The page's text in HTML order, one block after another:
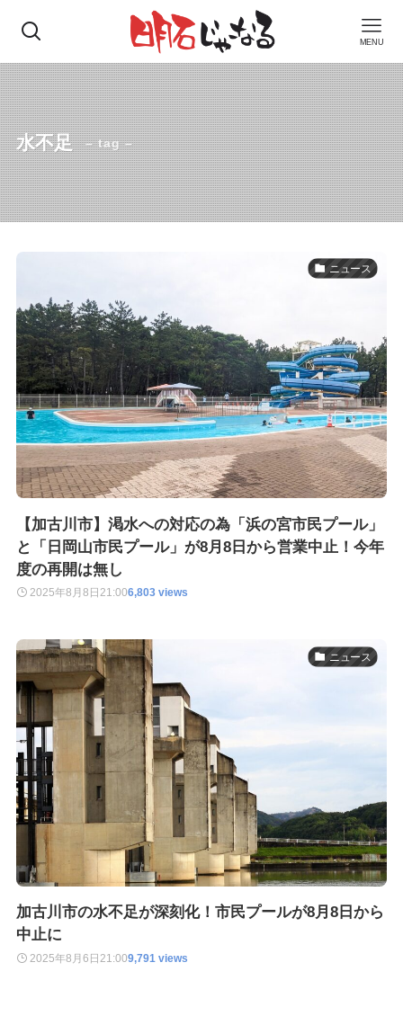
MENU
水不足 – tag –
ニュース
【加古川市】渇水への対応の為「浜の宮市民プール」
と「日岡山市民プール」が8月8日から営業中止！今年
度の再開は無し
2025年8月8日 21:006,803 views
ニュース
加古川市の水不足が深刻化！市民プールが8月8日から
中止に
2025年8月6日 21:009,791 views